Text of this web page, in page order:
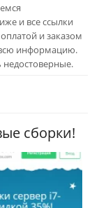
и все ссылки
и заказом
всю информацию.
недостоверные.
сборки!